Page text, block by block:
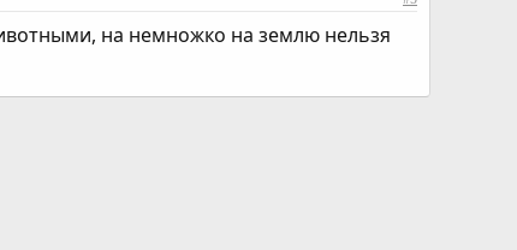
на немножко на землю нельзя